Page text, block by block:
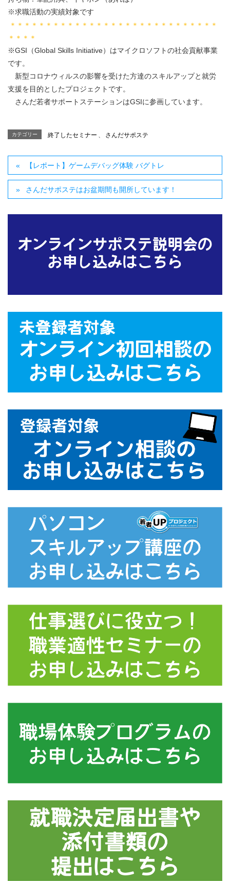
※求職活動の実績対象です
＊＊＊＊＊＊＊＊＊＊＊＊＊＊＊＊＊＊＊＊＊＊＊＊＊＊＊＊＊
＊＊＊＊
※GSI（Global Skills Initiative）はマイクロソフトの社会貢献事業
です。
新型コロナウィルスの影響を受けた方達のスキルアップと就労
支援を目的としたプロジェクトです。
さんだ若者サポートステーションはGSIに参画しています。
カテゴリー 終了したセミナー 、 さんだサポステ
【レポート】ゲームデバッグ体験 バグトレ
さんだサポステはお盆期間も開所しています！